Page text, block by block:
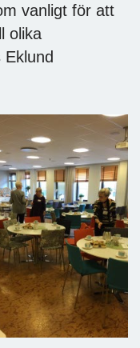
vanligt för att
olika